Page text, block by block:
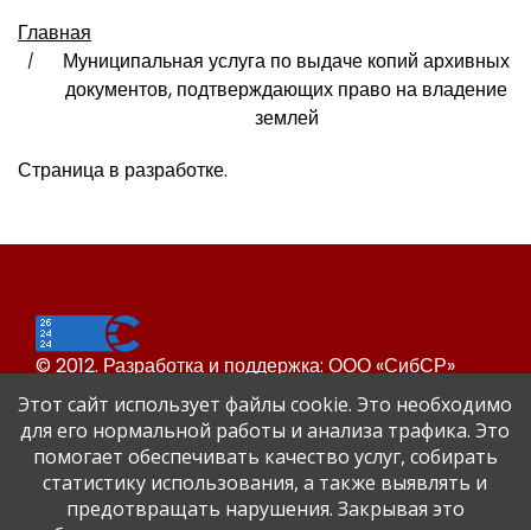
Главная
Муниципальная услуга по выдаче копий архивных
документов, подтверждающих право на владение
землей
Страница в разработке.
© 2012. Разработка и поддержка: ООО «СибСР»
Все права защищены законом и международными
соглашениями.
Этот сайт использует файлы cookie. Это необходимо
для его нормальной работы и анализа трафика. Это
помогает обеспечивать качество услуг, собирать
статистику использования, а также выявлять и
предотвращать нарушения. Закрывая это